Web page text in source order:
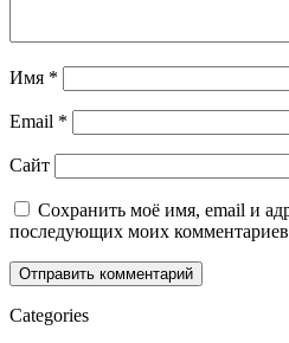
Имя *
Email *
Сайт
Сохранить моё имя, email и
последующих моих
Categories